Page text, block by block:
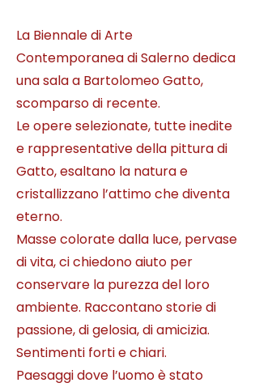
La Biennale di Arte
Contemporanea di Salerno dedica
una sala a Bartolomeo Gatto,
scomparso di recente.
Le opere selezionate, tutte inedite
e rappresentative della pittura di
Gatto, esaltano la natura e
cristallizzano l’attimo che diventa
eterno.
Masse colorate dalla luce, pervase
di vita, ci chiedono aiuto per
conservare la purezza del loro
ambiente. Raccontano storie di
passione, di gelosia, di amicizia.
Sentimenti forti e chiari.
Paesaggi dove l’uomo è stato